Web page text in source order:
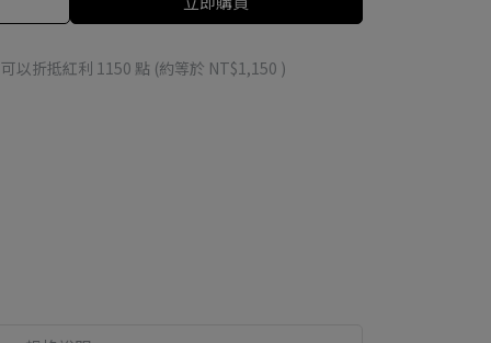
以折抵紅利 1150 點 (約等於 NT$1,150 )